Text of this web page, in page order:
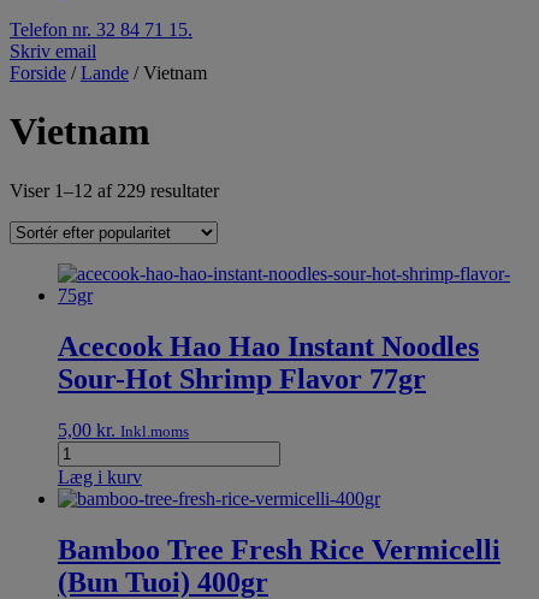
Telefon nr. 32 84 71 15.
Skriv email
Forside /Lande / Vietnam
Vietnam
Viser 1–12 af 229 resultater
Acecook Hao Hao Instant Noodles
Sour-Hot Shrimp Flavor 77gr
5,00 kr. Inkl.moms
Læg i kurv
Bamboo Tree Fresh Rice Vermicelli
(Bun Tuoi) 400gr